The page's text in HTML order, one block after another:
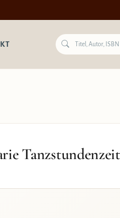
Tanzstundenzeit